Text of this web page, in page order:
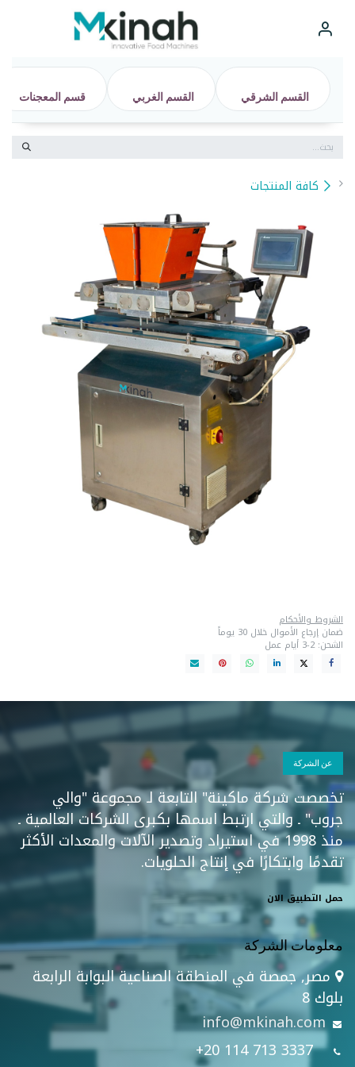
القسم الشرقي القسم الغربي قسم المعجنات
كافة المنتجات
الشروط والأحكام
ضمان إرجاع الأموال خلال 30 يوماً
الشحن: 2-3 أيام عمل
عن الشركة
تخصصت شركة ماكينة" التابعة لـ مجموعة "والي
جروب" ـ والتي ارتبط اسمها بكبرى الشركات العالمية ـ
منذ 1998 في استيراد وتصدير الآلات والمعدات الأكثر
تقدمًا وابتكارًا في إنتاج الحلويات.
حمل التطبيق الان
معلومات الشركة
مصر, جمصة في المنطقة الصناعية البوابة الرابعة
بلوك 8
info@mkinah.com
+20 114 713 3337